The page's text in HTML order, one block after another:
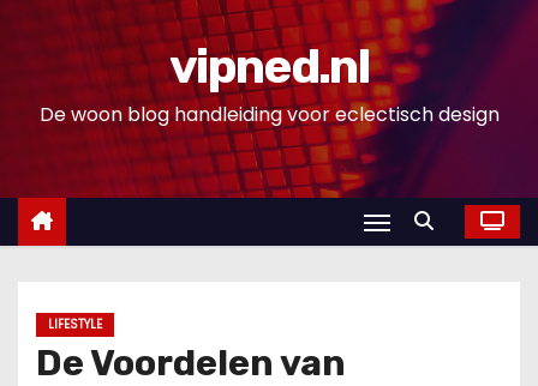
n
vipned.nl
De woon blog handleiding voor eclectisch design
LIFESTYLE
De Voordelen van